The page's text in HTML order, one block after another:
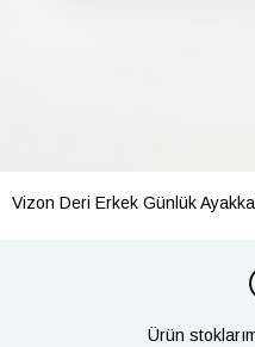
Vizon Deri Erkek Günlük
Ürün